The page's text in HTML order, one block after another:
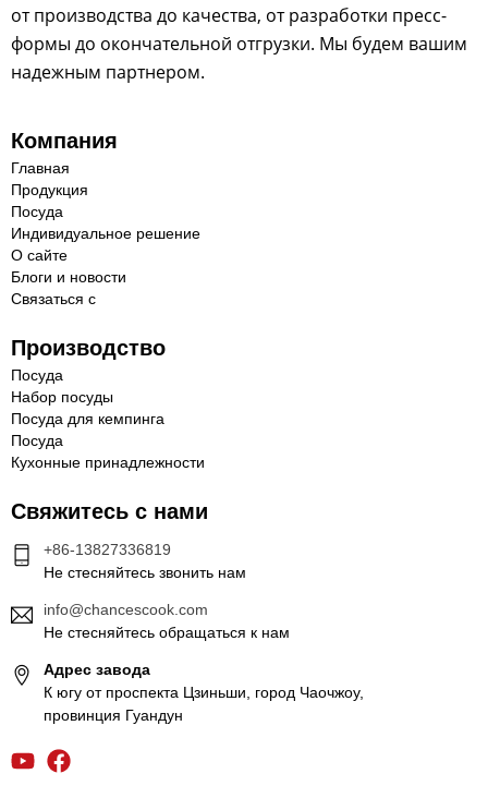
от производства до качества, от разработки пресс-
формы до окончательной отгрузки. Мы будем вашим
надежным партнером.
Компания
Главная
Продукция
Посуда
Индивидуальное решение
О сайте
Блоги и новости
Связаться с
Производство
Посуда
Набор посуды
Посуда для кемпинга
Посуда
Кухонные принадлежности
Свяжитесь с нами
+86-13827336819
Не стесняйтесь звонить нам
info@chancescook.com
Не стесняйтесь обращаться к нам
Адрес завода
К югу от проспекта Цзиньши, город Чаочжоу,
провинция Гуандун